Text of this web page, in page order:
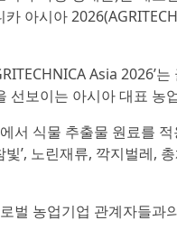
아시아
Asia
선보이는 아시아 대표 농
서 식물 추출물 원료를
’, 노린재류, 깍지벌레,
벌 농업기업 관계자들